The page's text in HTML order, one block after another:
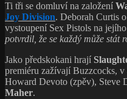
Ti tři se domluví na založení
Joy Division. Deborah Curtis
vystoupení Sex Pistols na
potvrdil, že se každý může stát
Jako předskokani hrají
premiéru zažívají Buzzcocks, v
Howard Devoto (zpěv), Steve
Maher.